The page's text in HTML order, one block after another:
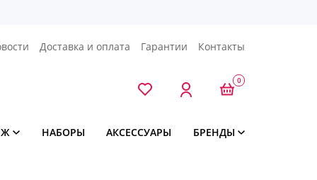
Доставка и оплата Гарантии Контакты
0
НАБОРЫ АКСЕССУАРЫ БРЕНДЫ